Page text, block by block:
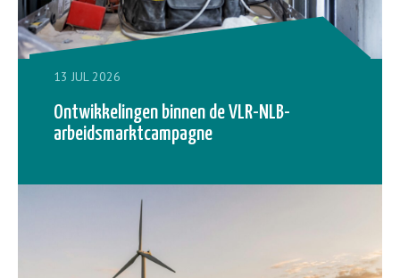
13 JUL 2026
Ontwikkelingen binnen de VLR-NLB-
arbeidsmarktcampagne